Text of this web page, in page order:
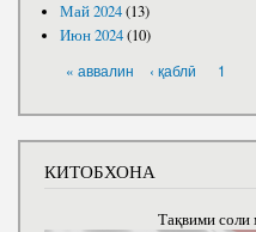
Май 2024(13)
Июн 2024(10)
« аввалин ‹ қаблӣ 1
КИТОБХОНА
Тақвими соли